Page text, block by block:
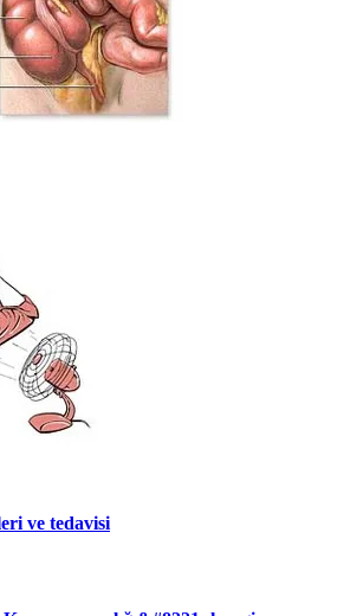
ve tedavisi